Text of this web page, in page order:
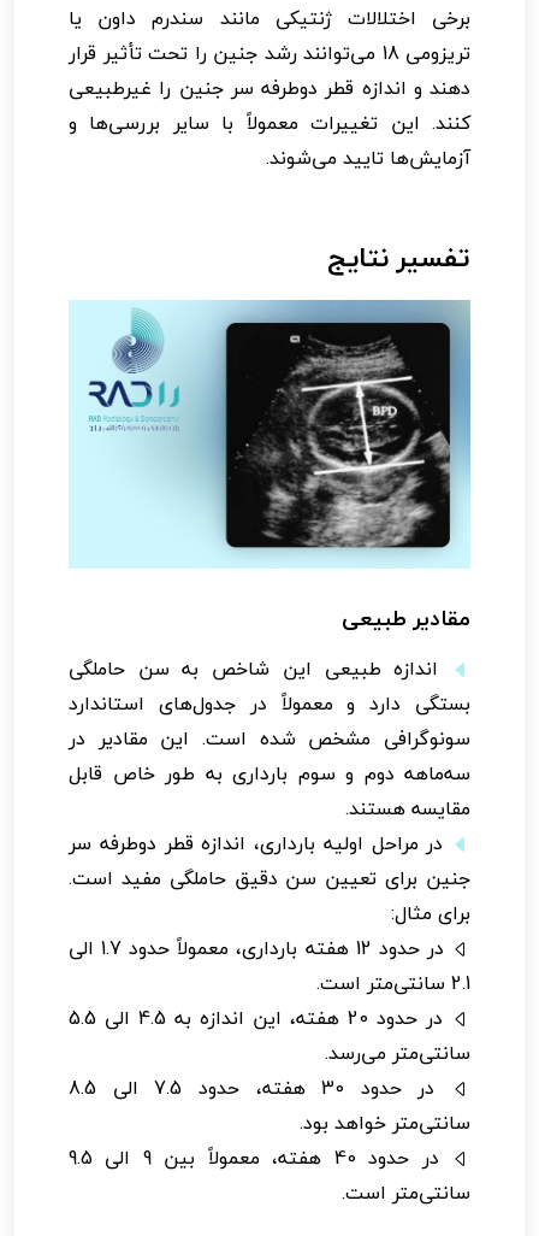
برخی اختلالات ژنتیکی مانند سندرم داون یا
تریزومی 18 می‌توانند رشد جنین را تحت تأثیر قرار
دهند و اندازه قطر دوطرفه سر جنین را غیرطبیعی
کنند. این تغییرات معمولاً با سایر بررسی‌ها و
آزمایش‌ها تایید می‌شوند.
تفسیر نتایج
مقادیر طبیعی
اندازه طبیعی این شاخص به سن حاملگی
بستگی دارد و معمولاً در جدول‌های استاندارد
سونوگرافی مشخص شده است. این مقادیر در
سه‌ماهه دوم و سوم بارداری به طور خاص قابل
مقایسه هستند.
در مراحل اولیه بارداری، اندازه قطر دوطرفه سر
جنین برای تعیین سن دقیق حاملگی مفید است.
برای مثال:
در حدود 12 هفته بارداری، معمولاً حدود 1.7 الی
2.1 سانتی‌متر است.
در حدود 20 هفته، این اندازه به 4.5 الی 5.5
سانتی‌متر می‌رسد.
در حدود 30 هفته، حدود 7.5 الی 8.5
سانتی‌متر خواهد بود.
در حدود 40 هفته، معمولاً بین 9 الی 9.5
سانتی‌متر است.